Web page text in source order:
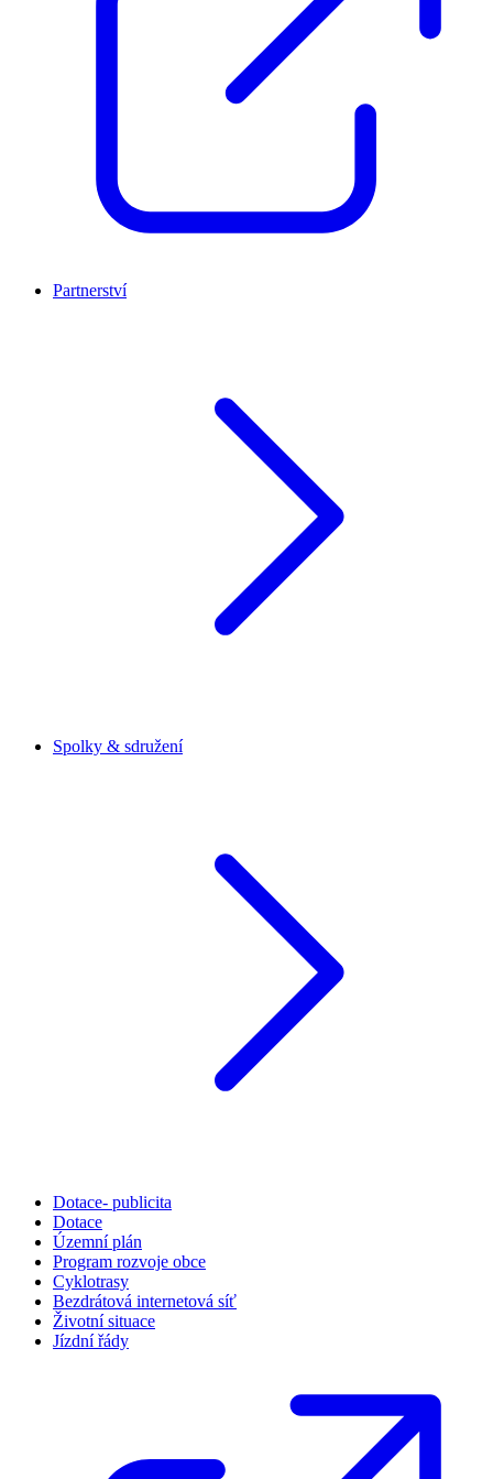
Partnerství
Spolky & sdružení
Dotace- publicita
Dotace
Územní plán
Program rozvoje obce
Cyklotrasy
Bezdrátová internetová síť
Životní situace
Jízdní řády